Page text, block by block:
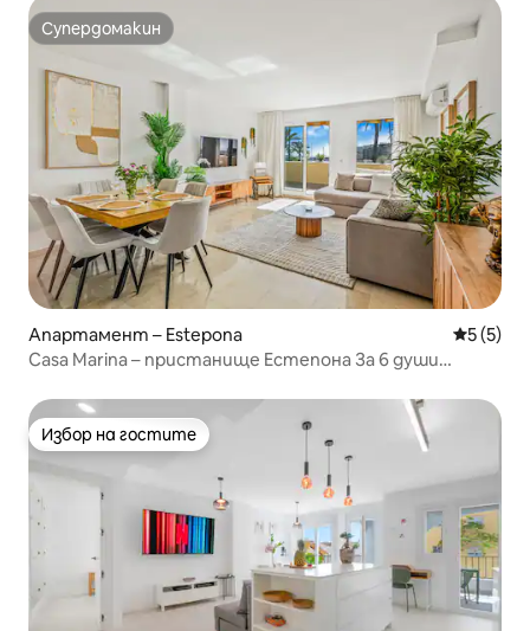
Супердомакин
Супердомакин
Апартамент – Estepona Средна
5 (5)
Casa Marina – пристанище Естепона За 6 души
Избор на гостите
Избор на гостите